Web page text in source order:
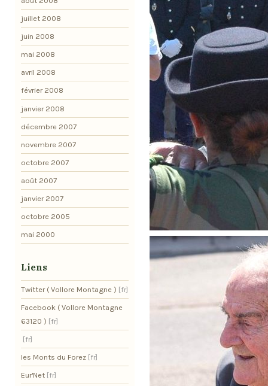
juillet 2008
juin 2008
mai 2008
avril 2008
février 2008
janvier 2008
décembre 2007
novembre 2007
octobre 2007
août 2007
janvier 2007
octobre 2005
mai 2000
Liens
Twitter ( Vollore Montagne )
Facebook ( Vollore Montagne
63120 )
les Monts du Forez
Eur'Net